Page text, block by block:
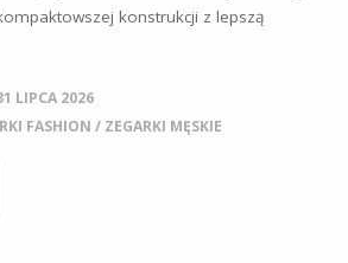
konstrukcji z lepszą
LIPCA 2026
FASHION / ZEGARKI MĘSKIE